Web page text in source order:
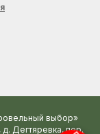
выбор»
Дегтяревка, пер.